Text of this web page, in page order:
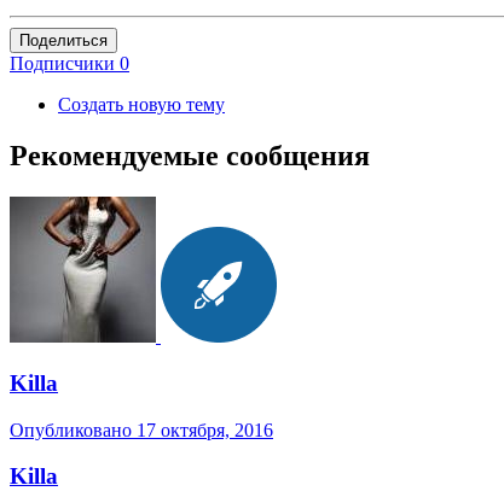
Поделиться
Подписчики 0
Создать новую тему
Рекомендуемые сообщения
Killa
Опубликовано 17 октября, 2016
Killa